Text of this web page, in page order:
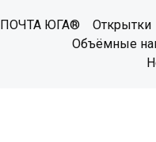
ПОЧТА ЮГА® Открытки
Объёмные